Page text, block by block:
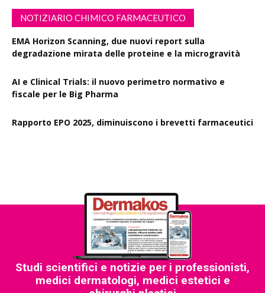
NOTIZIARIO CHIMICO FARMACEUTICO
EMA Horizon Scanning, due nuovi report sulla
degradazione mirata delle proteine e la microgravità
AI e Clinical Trials: il nuovo perimetro normativo e
fiscale per le Big Pharma
Rapporto EPO 2025, diminuiscono i brevetti farmaceutici
Studi scientifici e notizie per i professionisti,
medici dermatologi, medici estetici e